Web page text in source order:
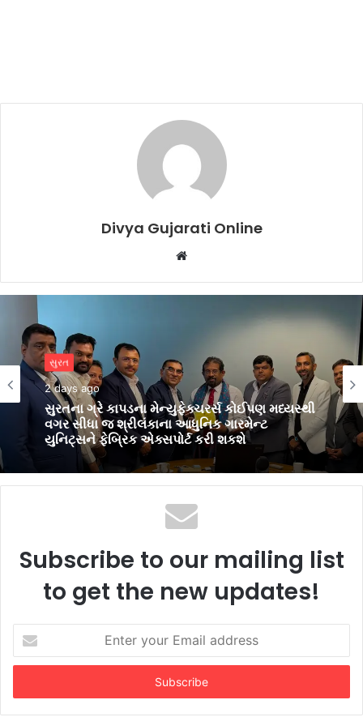
Divya Gujarati Online
Website
સુરત
2 days ago
સુરતના ગ્રે કાપડના મેન્યુફેક્ચરર્સ કોઈપણ મધ્યસ્થી
યુનિટ્સને ફેબ્રિક એક્સપોર્ટ કરી શકશે
બિઝનેસ
3 days ago
પીઅર્સને વિદેશમાં અભ્યાસ કરવા ઈચ્છતા
વિદ્યાર્થીઓ માટે સુરતમાં પીટીઈ પાર્ટનર મીટનું
આયોજન કર્યું
Subscribe to our mailing list
to get the new updates!
your
Email